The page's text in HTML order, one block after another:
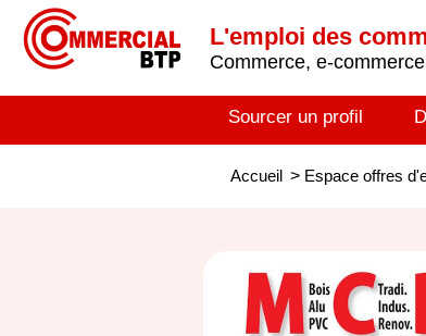
L'emploi des
Commerce, e-
Sourcer un profil
Accueil > Espace offres